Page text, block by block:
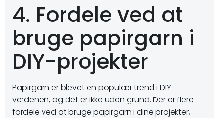
4. Fordele ved at
bruge papirgarn i
DIY-projekter
Papirgarn er blevet en populær trend i DIY-
verdenen, og det er ikke uden grund. Der er flere
fordele ved at bruge papirgarn i dine projekter,